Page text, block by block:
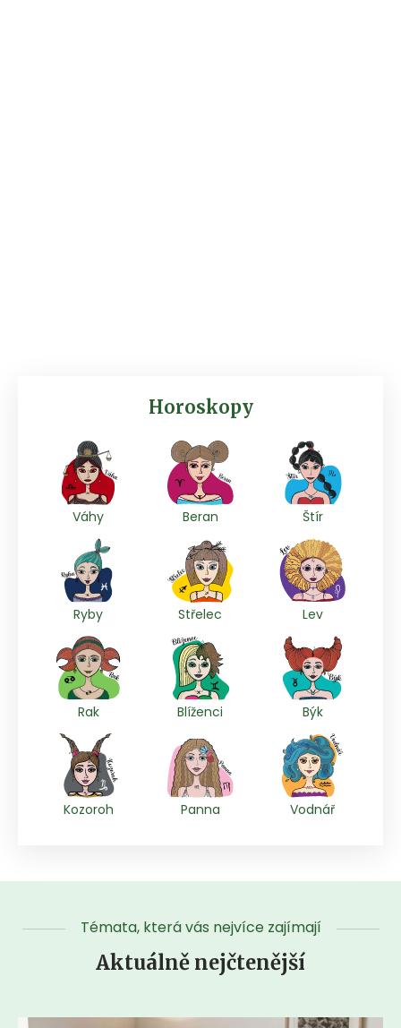
Horoskopy
Váhy Beran Štír
Ryby Střelec Lev
Rak Blíženci Býk
Kozoroh Panna Vodnář
Témata, která vás nejvíce zajímají
Aktuálně nejčtenější